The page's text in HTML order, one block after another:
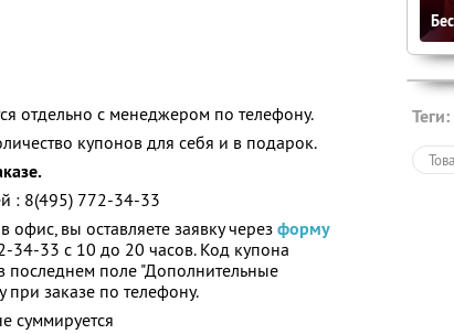
отдельно с менеджером по телефону.
купонов для себя и в подарок.
: 8(495) 772-34-33
вы оставляете заявку через форму
34-33 с 10 до 20 часов. Код купона
последнем поле "Дополнительные
заказе по телефону.
суммируется
Теги: